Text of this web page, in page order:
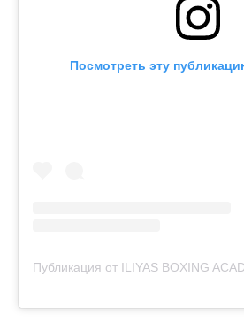
Посмотреть эту
Публикация от ILIYAS BOXING